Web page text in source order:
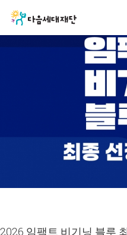
2026 임팩트 비기닝 블루